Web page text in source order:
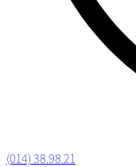
(014) 38.98.21